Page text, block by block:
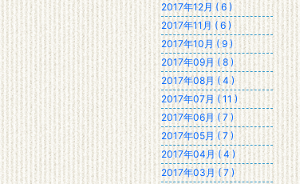
2017年12月 ( 6 )
2017年11月 ( 6 )
2017年10月 ( 9 )
2017年09月 ( 8 )
2017年08月 ( 4 )
2017年07月 ( 11 )
2017年06月 ( 7 )
2017年05月 ( 7 )
2017年04月 ( 4 )
2017年03月 ( 7 )